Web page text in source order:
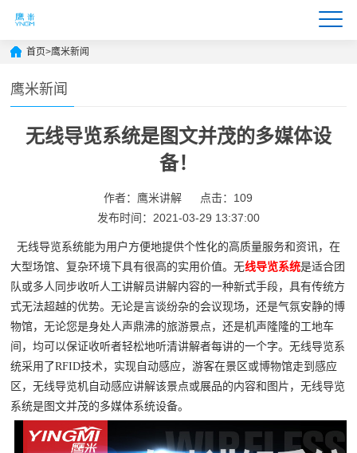
首页>鹰米新闻
鹰米新闻
无线导览系统是图文并茂的多媒体设
备！
作者：鹰米讲解
点击：109
发布时间：2021-03-29 13:37:00
无线导览系统能为用户方便地提供个性化的高质量服务和资讯，在
大型场馆、复杂环境下具有很高的实用价值。无线导览系统是适合团
队或多人同步收听人工讲解员讲解内容的一种新式手段，具有传统方
式无法超越的优势。无论是言谈纷杂的会议现场，还是气氛安静的博
物馆，无论您是身处人声鼎沸的旅游景点，还是机声隆隆的工地车
间，均可以保证收听者轻松地听清讲解者每讲的一个字。无线导览系
统采用了RFID技术，实现自动感应，游客在景区或博物馆走到感应
区，无线导览机自动感应讲解该景点或展品的内容和图片，无线导览
系统是图文并茂的多媒体系统设备。